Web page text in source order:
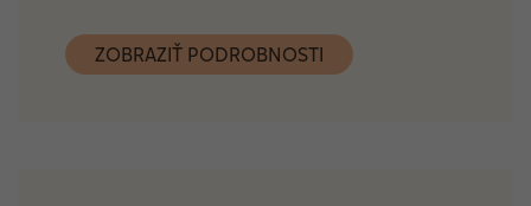
ZOBRAZIŤ PODROBNOSTI